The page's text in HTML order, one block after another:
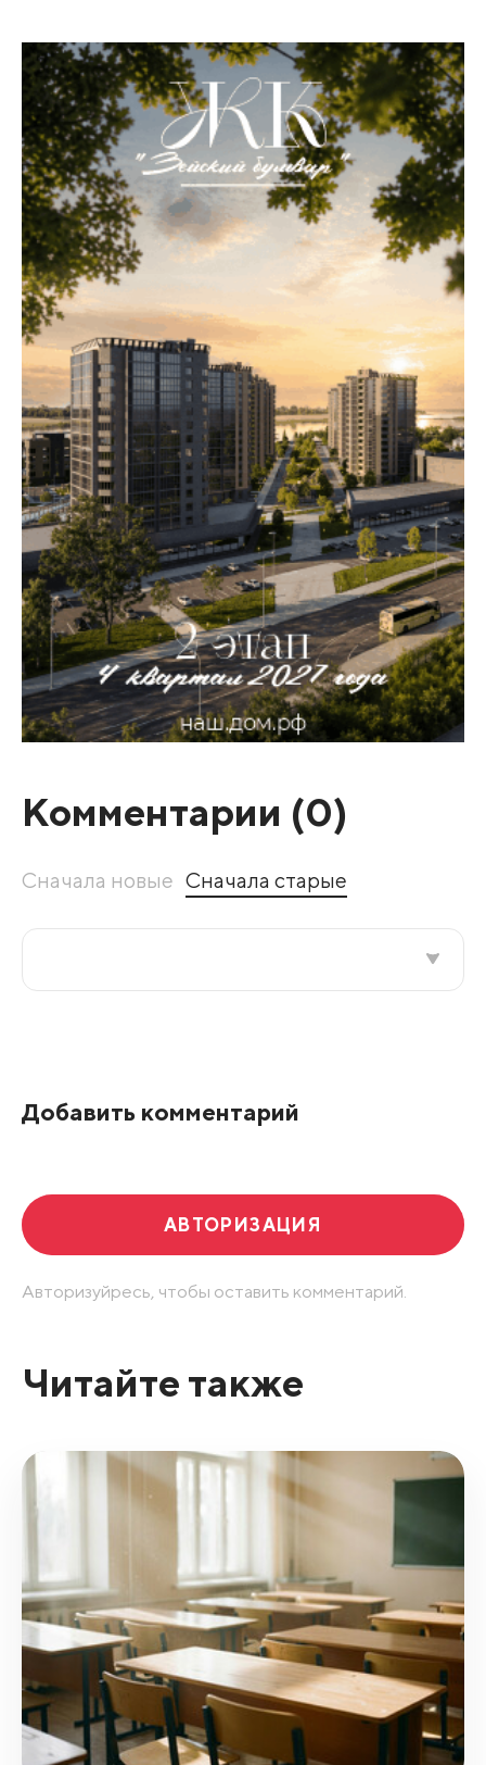
Комментарии (0)
Сначала новые Сначала старые
Добавить комментарий
АВТОРИЗАЦИЯ
Авторизуйресь, чтобы оставить комментарий.
Читайте также